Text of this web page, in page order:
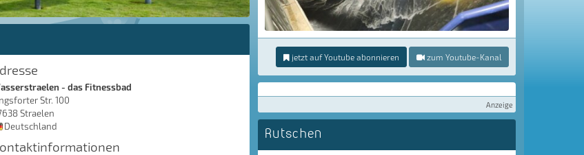
- das Fitnessbad
Str. 100
Straelen
Deutschland
jetzt auf Youtube abonnieren zum Youtube-Kanal
Anzeige
Rutschen